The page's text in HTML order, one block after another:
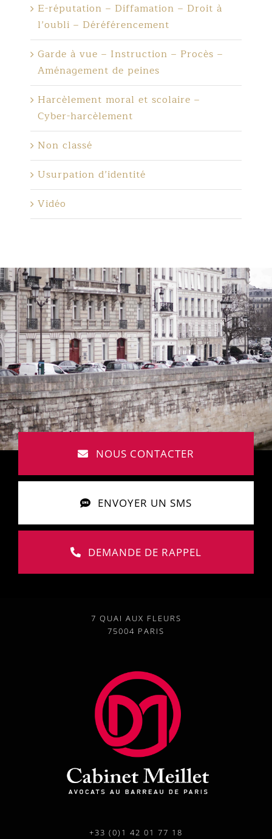
E-réputation – Diffamation – Droit à
l’oubli – Déréférencement
Garde à vue – Instruction – Procès –
Aménagement de peines
Harcèlement moral et scolaire –
Cyber-harcèlement
Non classé
Usurpation d’identité
Vidéo
NOUS CONTACTER
ENVOYER UN SMS
DEMANDE DE RAPPEL
7 QUAI AUX FLEURS
75004 PARIS
+33 (0)1 42 01 77 18